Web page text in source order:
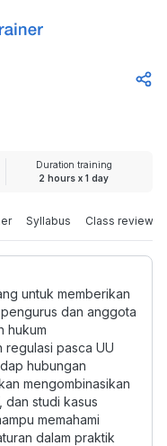
Syllabus Class review
untuk memberikan
dan anggota
hukum
pasca UU
hubungan
mengombinasikan
dan studi kasus
memahami
dalam praktik
Duration training
2 hours x 1 day